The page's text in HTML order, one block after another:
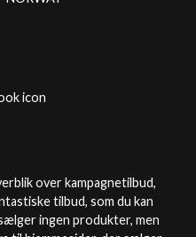
over kampagnetilbud,
tilbud, som du kan
ingen produkter, men